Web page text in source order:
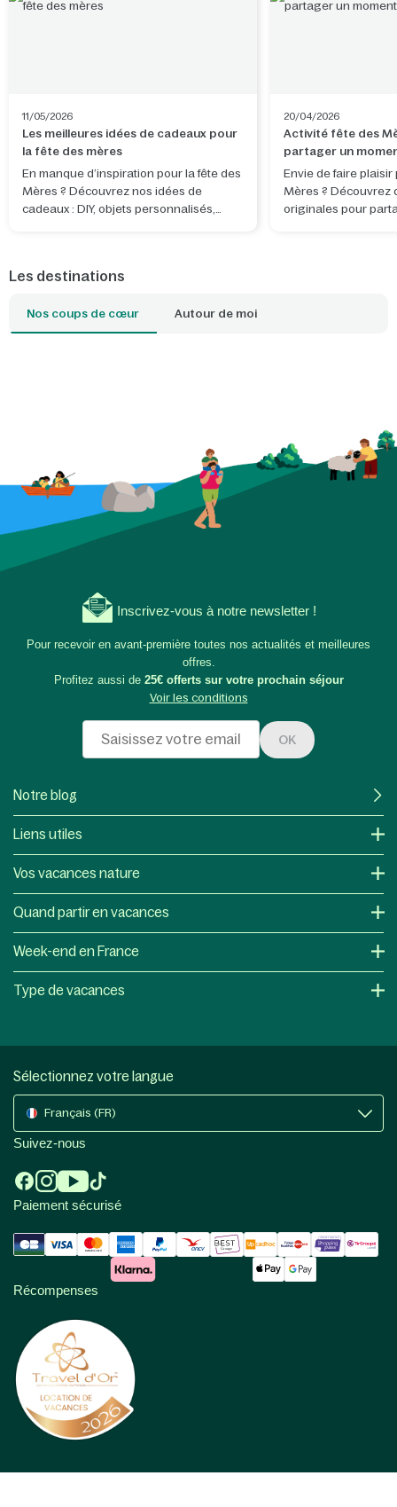
11/05/2026
Les meilleures idées de cadeaux pour
la fête des mères
En manque d’inspiration pour la fête des
Mères ? Découvrez nos idées de
cadeaux : DIY, objets personnalisés,
20/04/2026
Activité fête des
partager un
Envie de faire plaisir
Mères ? Découvrez
originales pour
Les destinations
Nos coups de cœur Autour de moi
Inscrivez-vous à notre newsletter !
Pour recevoir en avant-première toutes nos actualités et meilleures
offres.
Profitez aussi de 25€ offerts sur votre prochain séjour
Voir les conditions
OK
Notre blog
Liens utiles
Vos vacances nature
Quand partir en vacances
Week-end en France
Type de vacances
Sélectionnez votre langue
Français (FR)
Suivez-nous
Paiement sécurisé
Récompenses